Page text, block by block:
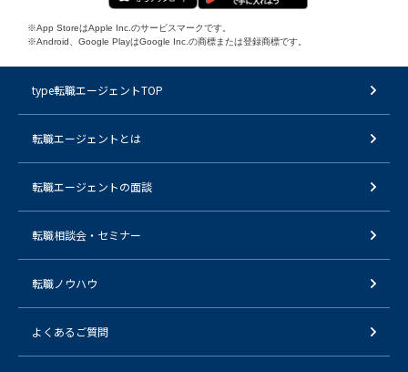
※App StoreはApple Inc.のサービスマークです。
※Android、Google PlayはGoogle Inc.の商標または登録商標です。
type転職エージェントTOP
転職エージェントとは
転職エージェントの面談
転職相談会・セミナー
転職ノウハウ
よくあるご質問